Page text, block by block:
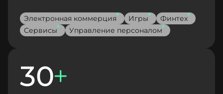
Электронная коммерция Игры
Финтех
Сервисы
Управление персоналом
30